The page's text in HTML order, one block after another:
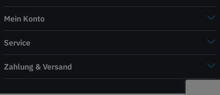
Mein Konto
Service
Zahlung & Versand